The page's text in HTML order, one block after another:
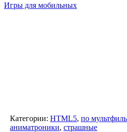
Игры для мобильных
Категории: HTML5, по
аниматроники, страшные